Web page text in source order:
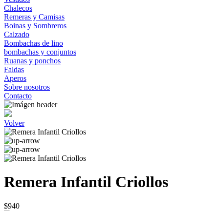
Chalecos
Remeras y Camisas
Boinas y Sombreros
Calzado
Bombachas de lino
bombachas y conjuntos
Ruanas y ponchos
Faldas
Aperos
Sobre nosotros
Contacto
Volver
Remera Infantil Criollos
$940